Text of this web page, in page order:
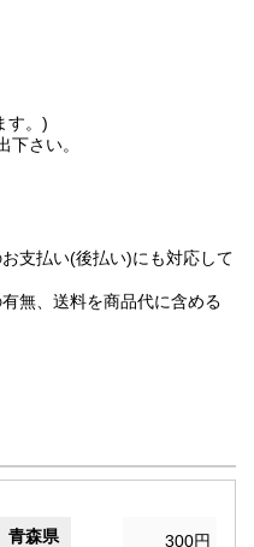
す。)
さい。
支払い(後払い)にも対応して
無、送料を商品代に含める
青森県 300円